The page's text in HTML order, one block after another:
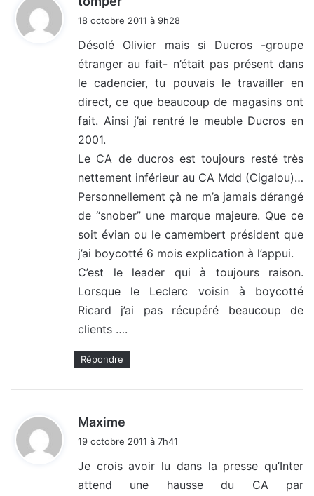
:
18 octobre 2011 à 9h28
Désolé Olivier mais si Ducros -groupe
étranger au fait- n’était pas présent dans
le cadencier, tu pouvais le travailler en
direct, ce que beaucoup de magasins ont
fait. Ainsi j’ai rentré le meuble Ducros en
2001.
Le CA de ducros est toujours resté très
nettement inférieur au CA Mdd (Cigalou)…
Personnellement çà ne m’a jamais dérangé
de “snober” une marque majeure. Que ce
soit évian ou le camembert président que
j’ai boycotté 6 mois explication à l’appui.
C’est le leader qui à toujours raison.
Lorsque le Leclerc voisin à boycotté
Ricard j’ai pas récupéré beaucoup de
clients ….
Répondre
Maxime
19 octobre 2011 à 7h41
Je crois avoir lu dans la presse qu’Inter
attend une hausse du CA par